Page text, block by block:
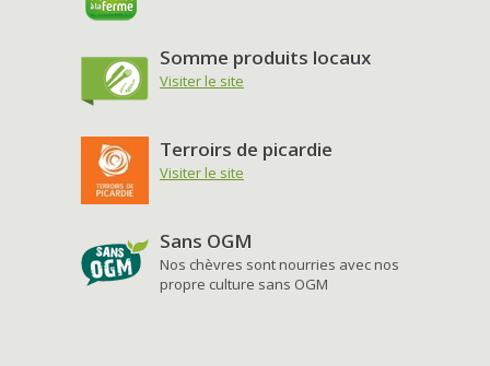
Somme produits locaux
Visiter le site
Terroirs de picardie
Visiter le site
Sans OGM
Nos chèvres sont nourries avec nos
propre culture sans OGM